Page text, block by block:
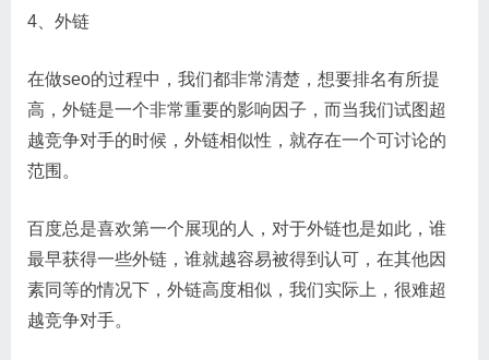
4、外链
在做seo的过程中，我们都非常清楚，想要排名有所提
高，外链是一个非常重要的影响因子，而当我们试图超
越竞争对手的时候，外链相似性，就存在一个可讨论的
范围。
百度总是喜欢第一个展现的人，对于外链也是如此，谁
最早获得一些外链，谁就越容易被得到认可，在其他因
素同等的情况下，外链高度相似，我们实际上，很难超
越竞争对手。